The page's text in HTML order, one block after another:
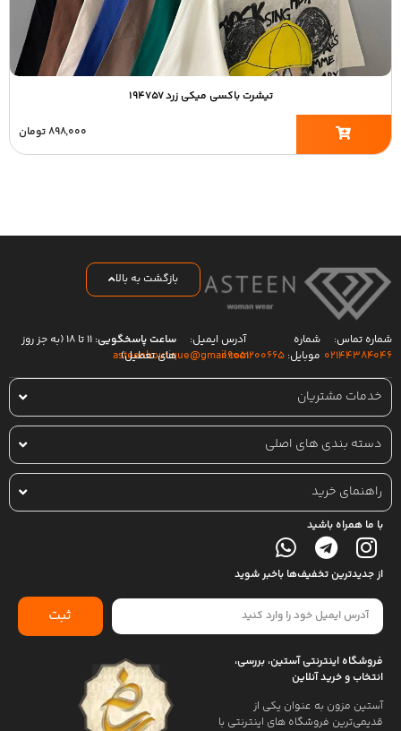
تیشرت باکسی میکی زرد ۱۹۴۷۵۷
۸۹۸,۰۰۰تومان
بازگشت به بالا
شماره تماس:
۰۲۱۴۴۳۸۴۰۴۶
شماره
موبایل: ۰۹۰۵۱۲۰۰۶۶۵
آدرس ایمیل:
asteenboutique@gmail.com
ساعت پاسخگویی:
۱۱ تا ۱۸ (به جز روز
های تعطیل)
خدمات مشتریان
دسته بندی های اصلی
راهنمای خرید
با ما همراه باشید
از جدیدترین تخفیف‌ها باخبر شوید
ثبت
فروشگاه اینترنتی آستین، بررسی،
انتخاب و خرید آنلاین
آستین مزون به عنوان یکی از
قدیمی‌ترین فروشگاه های اینترنتی با